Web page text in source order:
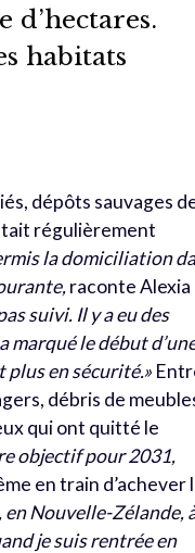
habitats
dépôts sauvages
régulièrement
la domiciliation
raconte Alexia
suivi. Il y a eu des
marqué le début
plus en sécurité.»
débris de
qui ont quitté le
objectif pour 2031,
en train d’achever
en Nouvelle-Zélande,
je suis rentrée en